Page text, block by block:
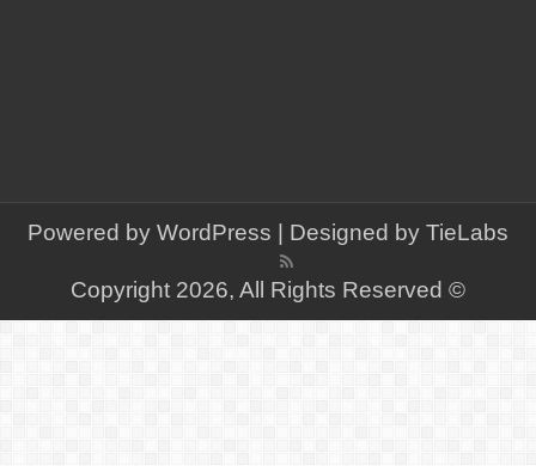
Powered by WordPress | Designed by TieLabs
© Copyright 2026, All Rights Reserved